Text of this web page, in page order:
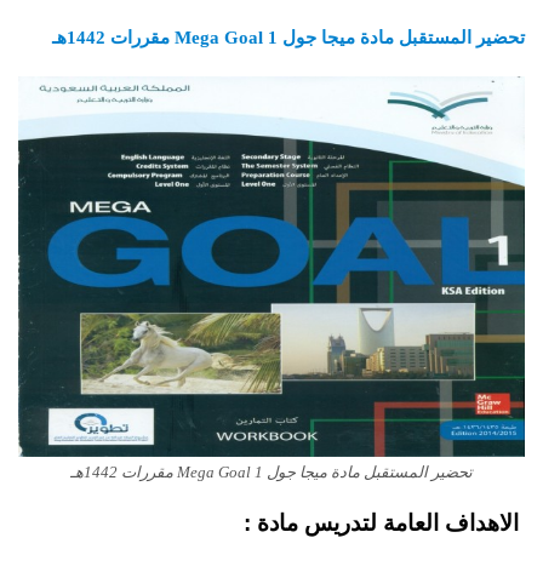
تحضير المستقبل مادة ميجا جول Mega Goal 1 مقررات 1442هـ
تحضير المستقبل مادة ميجا جول Mega Goal 1 مقررات 1442هـ
الاهداف العامة لتدريس مادة :